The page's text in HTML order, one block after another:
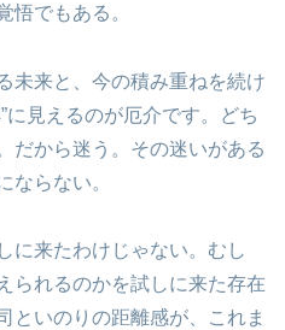
悟でもある。
未来と、今の積み重ねを続け
に見えるのが厄介です。どち
だから迷う。その迷いがある
ならない。
に来たわけじゃない。むし
られるのかを試しに来た存在
といのりの距離感が、これま